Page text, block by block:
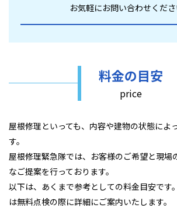
お気軽にお問い合わせくださ
料金の目安
price
屋根修理といっても、内容や建物の状態によ
す。
屋根修理緊急隊では、お客様のご希望と現場
なご提案を行っております。
以下は、あくまで参考としての料金目安です
は無料点検の際に詳細にご案内いたします。